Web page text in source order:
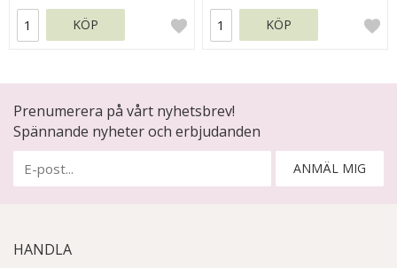
KÖP KÖP
Prenumerera på vårt nyhetsbrev!
Spännande nyheter och erbjudanden
ANMÄL MIG
HANDLA